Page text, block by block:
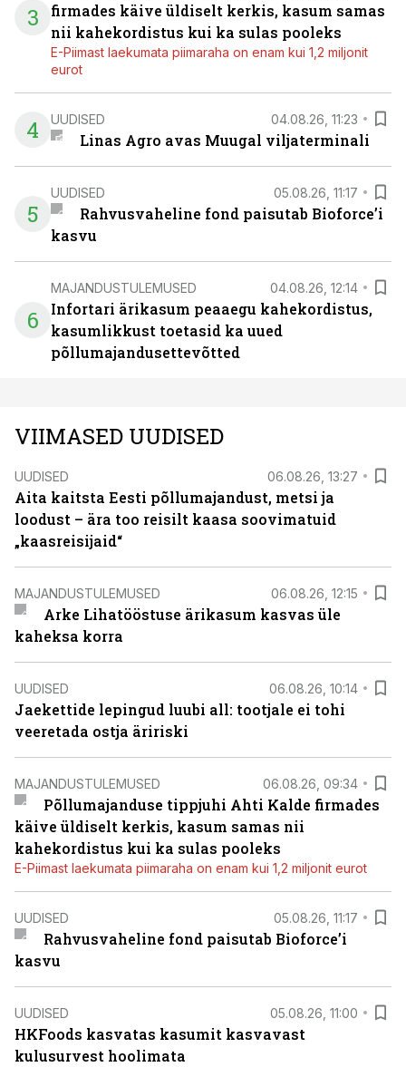
3
firmades käive üldiselt kerkis, kasum samas
nii kahekordistus kui ka sulas pooleks
E-Piimast laekumata piimaraha on enam kui 1,2 miljonit
eurot
4 UUDISED 04.08.26, 11:23
Linas Agro avas Muugal viljaterminali
5
UUDISED 05.08.26, 11:17
Rahvusvaheline fond paisutab Bioforce’i
kasvu
6
MAJANDUSTULEMUSED 04.08.26, 12:14
Infortari ärikasum peaaegu kahekordistus,
kasumlikkust toetasid ka uued
põllumajandusettevõtted
VIIMASED UUDISED
UUDISED 06.08.26, 13:27
Aita kaitsta Eesti põllumajandust, metsi ja
loodust – ära too reisilt kaasa soovimatuid
„kaasreisijaid“
MAJANDUSTULEMUSED 06.08.26, 12:15
Arke Lihatööstuse ärikasum kasvas üle
kaheksa korra
UUDISED 06.08.26, 10:14
Jaekettide lepingud luubi all: tootjale ei tohi
veeretada ostja äririski
MAJANDUSTULEMUSED 06.08.26, 09:34
Põllumajanduse tippjuhi Ahti Kalde firmades
käive üldiselt kerkis, kasum samas nii
kahekordistus kui ka sulas pooleks
E-Piimast laekumata piimaraha on enam kui 1,2 miljonit eurot
UUDISED 05.08.26, 11:17
Rahvusvaheline fond paisutab Bioforce’i
kasvu
UUDISED 05.08.26, 11:00
HKFoods kasvatas kasumit kasvavast
kulusurvest hoolimata